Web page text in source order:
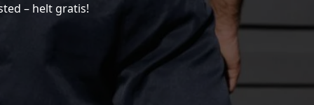
– helt gratis!